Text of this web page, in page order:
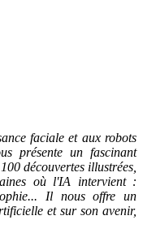
faciale et aux robots
présente un fascinant
découvertes illustrées,
où l'IA intervient :
Il nous offre un
et sur son avenir,